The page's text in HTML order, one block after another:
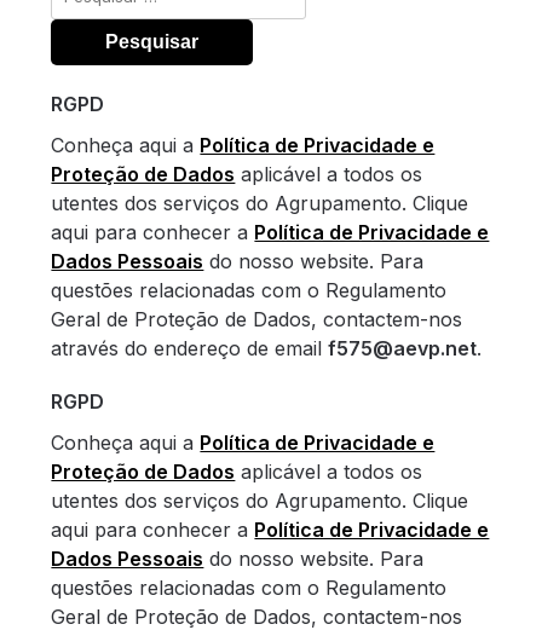
por:
RGPD
Conheça aqui a Política de Privacidade e
Proteção de Dados aplicável a todos os
utentes dos serviços do Agrupamento. Clique
aqui para conhecer a Política de Privacidade e
Dados Pessoais do nosso website. Para
questões relacionadas com o Regulamento
Geral de Proteção de Dados, contactem-nos
através do endereço de emailf575@aevp.net.
RGPD
Conheça aqui a Política de Privacidade e
Proteção de Dados aplicável a todos os
utentes dos serviços do Agrupamento. Clique
aqui para conhecer a Política de Privacidade e
Dados Pessoais do nosso website. Para
questões relacionadas com o Regulamento
Geral de Proteção de Dados, contactem-nos